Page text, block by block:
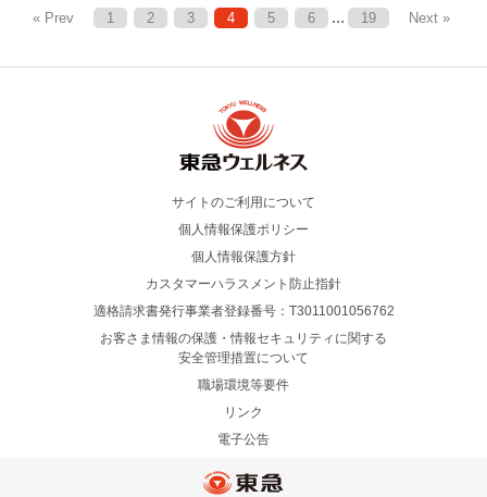
« Prev 1 2 3 4 5 6 ... 19 Next »
サイトのご利用について
個人情報保護ポリシー
個人情報保護方針
カスタマーハラスメント防止指針
適格請求書発行事業者登録番号：T3011001056762
お客さま情報の保護・情報セキュリティに関する
安全管理措置について
職場環境等要件
リンク
電子公告